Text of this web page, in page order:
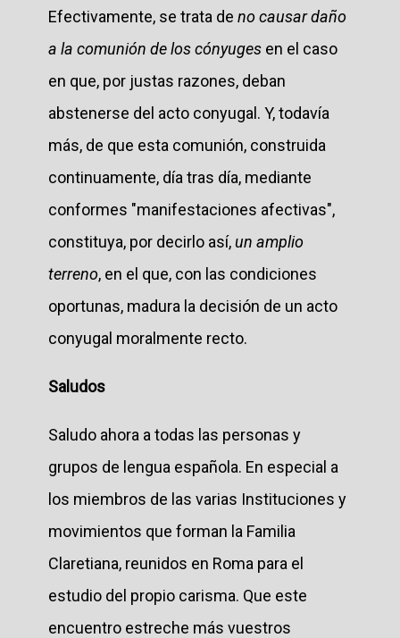
Efectivamente, se trata de no causar daño
a la comunión de los cónyuges en el caso
en que, por justas razones, deban
abstenerse del acto conyugal. Y, todavía
más, de que esta comunión, construida
continuamente, día tras día, mediante
conformes "manifestaciones afectivas",
constituya, por decirlo así,un amplio
terreno, en el que, con las condiciones
oportunas, madura la decisión de un acto
conyugal moralmente recto.
Saludos
Saludo ahora a todas las personas y
grupos de lengua española. En especial a
los miembros de las varias Instituciones y
movimientos que forman la Familia
Claretiana, reunidos en Roma para el
estudio del propio carisma. Que este
encuentro estreche más vuestros